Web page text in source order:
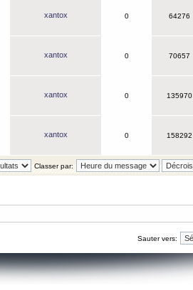
xantox 0 64276
xantox 0 70657
xantox 0 135970
xantox 0 158292
Classer par:
Sauter vers: